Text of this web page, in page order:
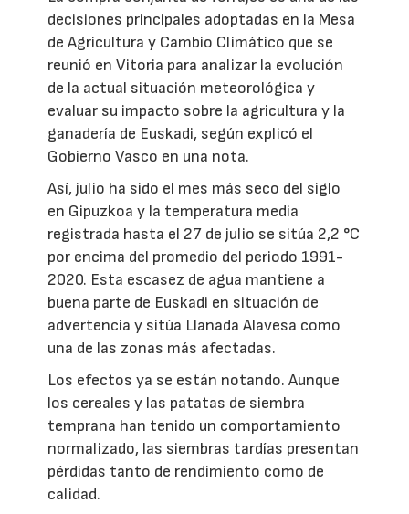
decisiones principales adoptadas en la Mesa
de Agricultura y Cambio Climático que se
reunió en Vitoria para analizar la evolución
de la actual situación meteorológica y
evaluar su impacto sobre la agricultura y la
ganadería de Euskadi, según explicó el
Gobierno Vasco en una nota.
Así, julio ha sido el mes más seco del siglo
en Gipuzkoa y la temperatura media
registrada hasta el 27 de julio se sitúa 2,2 °C
por encima del promedio del periodo 1991-
2020. Esta escasez de agua mantiene a
buena parte de Euskadi en situación de
advertencia y sitúa Llanada Alavesa como
una de las zonas más afectadas.
Los efectos ya se están notando. Aunque
los cereales y las patatas de siembra
temprana han tenido un comportamiento
normalizado, las siembras tardías presentan
pérdidas tanto de rendimiento como de
calidad.